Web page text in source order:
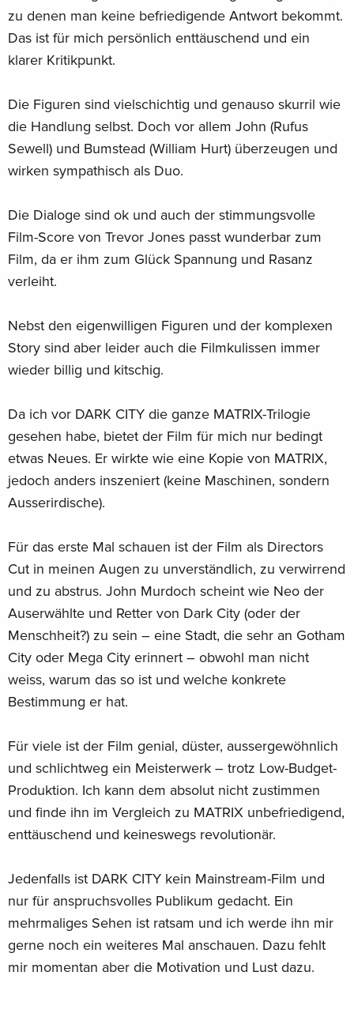
zu denen man keine befriedigende Antwort bekommt.
Das ist für mich persönlich enttäuschend und ein
klarer Kritikpunkt.
Die Figuren sind vielschichtig und genauso skurril wie
die Handlung selbst. Doch vor allem John (Rufus
Sewell) und Bumstead (William Hurt) überzeugen und
wirken sympathisch als Duo.
Die Dialoge sind ok und auch der stimmungsvolle
Film-Score von Trevor Jones passt wunderbar zum
Film, da er ihm zum Glück Spannung und Rasanz
verleiht.
Nebst den eigenwilligen Figuren und der komplexen
Story sind aber leider auch die Filmkulissen immer
wieder billig und kitschig.
Da ich vor DARK CITY die ganze MATRIX-Trilogie
gesehen habe, bietet der Film für mich nur bedingt
etwas Neues. Er wirkte wie eine Kopie von MATRIX,
jedoch anders inszeniert (keine Maschinen, sondern
Ausserirdische).
Für das erste Mal schauen ist der Film als Directors
Cut in meinen Augen zu unverständlich, zu verwirrend
und zu abstrus. John Murdoch scheint wie Neo der
Auserwählte und Retter von Dark City (oder der
Menschheit?) zu sein – eine Stadt, die sehr an Gotham
City oder Mega City erinnert – obwohl man nicht
weiss, warum das so ist und welche konkrete
Bestimmung er hat.
Für viele ist der Film genial, düster, aussergewöhnlich
und schlichtweg ein Meisterwerk – trotz Low-Budget-
Produktion. Ich kann dem absolut nicht zustimmen
und finde ihn im Vergleich zu MATRIX unbefriedigend,
enttäuschend und keineswegs revolutionär.
Jedenfalls ist DARK CITY kein Mainstream-Film und
nur für anspruchsvolles Publikum gedacht. Ein
mehrmaliges Sehen ist ratsam und ich werde ihn mir
gerne noch ein weiteres Mal anschauen. Dazu fehlt
mir momentan aber die Motivation und Lust dazu.